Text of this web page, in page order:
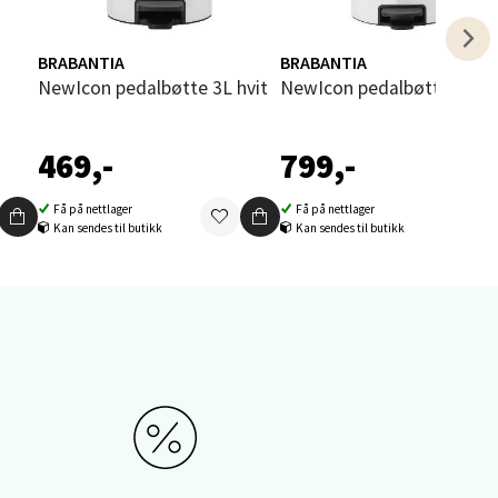
BRABANTIA
NewIcon pedalbøtte 3L hvit
469,-
Få på nettlager
Kan sendes til butikk
BRABANTIA
NewIcon pedalbøtte 12L
799,-
Få på nettlager
Kan sendes til butikk